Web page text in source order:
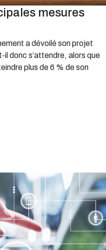
mesures
a dévoilé son projet
donc s’attendre, alors que
plus de 6 % de son